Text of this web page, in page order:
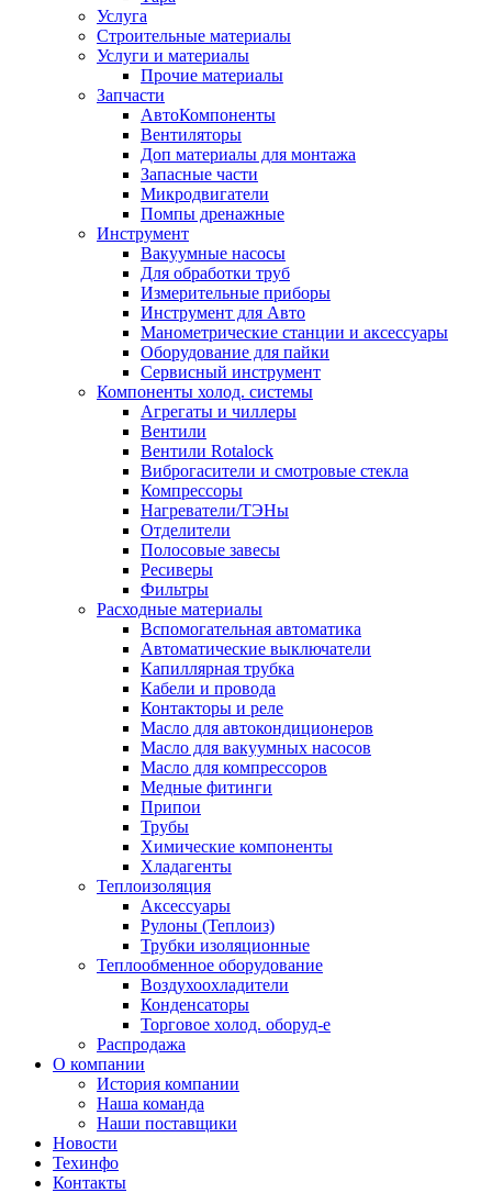
Услуга
Строительные материалы
Услуги и материалы
Прочие материалы
Запчасти
АвтоКомпоненты
Вентиляторы
Доп материалы для монтажа
Запасные части
Микродвигатели
Помпы дренажные
Инструмент
Вакуумные насосы
Для обработки труб
Измерительные приборы
Инструмент для Авто
Манометрические станции и аксессуары
Оборудование для пайки
Сервисный инструмент
Компоненты холод. системы
Агрегаты и чиллеры
Вентили
Вентили Rotalock
Виброгасители и смотровые стекла
Компрессоры
Нагреватели/ТЭНы
Отделители
Полосовые завесы
Ресиверы
Фильтры
Расходные материалы
Вспомогательная автоматика
Автоматические выключатели
Капиллярная трубка
Кабели и провода
Контакторы и реле
Масло для автокондиционеров
Масло для вакуумных насосов
Масло для компрессоров
Медные фитинги
Припои
Трубы
Химические компоненты
Хладагенты
Теплоизоляция
Аксессуары
Рулоны (Теплоиз)
Трубки изоляционные
Теплообменное оборудование
Воздухоохладители
Конденсаторы
Торговое холод. оборуд-е
Распродажа
О компании
История компании
Наша команда
Наши поставщики
Новости
Техинфо
Контакты